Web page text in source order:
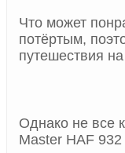
Что может
потёртым,
путешествия
Однако не все
Master HAF